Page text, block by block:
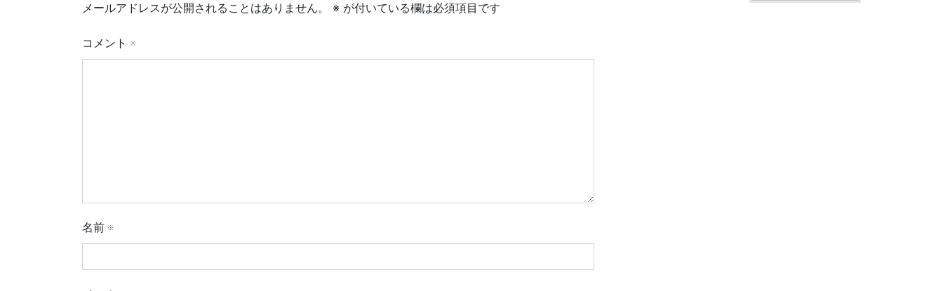
メールアドレスが公開されることはありません。 ※ が付いている欄は必須項目です
コメント ※
名前 ※